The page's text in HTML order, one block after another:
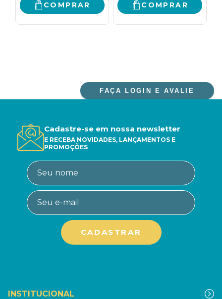
COMPRAR COMPRAR
FAÇA LOGIN E AVALIE
Cadastre-se em nossa newsletter
E RECEBA NOVIDADES, LANÇAMENTOS E
PROMOÇÕES
INSTITUCIONAL